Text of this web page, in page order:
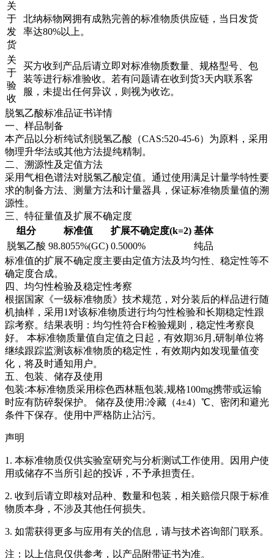
关
于
发
货
北纳标物网拥有成熟完善的标准物质供应链，当日发货
率达80%以上。
关
于
验
收
买方收到产品后请立即对标准物质数量、规格型号、包
装等进行标准验收。若有问题请在收到货3天内联系客
服，未提出任何异议，则视为收讫。
脱氢乙酸标准品证书详情
一、样品制备
本产品以分析纯试剂脱氢乙酸（CAS:520-45-6）为原料，采用
物理升华法或其他方法提纯精制。
二、溯源性及定值方法
采用气相色谱法对脱氢乙酸定值。通过使用满足计量学特性要
求的制备方法、测量方法和计量器具，保证标准物质量值的溯
源性。
三、特征量值及扩展不确定度
组分
标准值 扩展不确定度(k=2) 基体
脱氢乙酸 98.8055%(GC) 0.5000%
纯品
标准值的扩展不确定度主要由定值方法及均匀性、稳定性等不
确定度合成。
四、均匀性检验及稳定性考察
根据国家《一级标准物质》技术规范，对分装后的样品进行随
机抽样，采用1对该标准物质进行均匀性检验和长期稳定性跟
踪考察。结果表明：均匀性符合F检验规则，稳定性考察良
好。 本标准物质量值自定值之日起，有效期36月,研制单位将
继续跟踪监测该标准物质的稳定性，有效期内如发现量值变
化，将及时通知用户。
五、包装、储存及使用
包装:本标准物质采用棕色西林瓶包装,规格100mg携带或运输
时应有防碎裂保护。 储存及使用:冷藏（4±4）℃、密闭和避光
条件下保存。使用中严格防止沾污。
声明
1. 本标准物质仅供实验室研究与分析测试工作使用。因用户使
用或储存不当所引起的投诉，不予承担责任。
2. 收到后请立即核对品种、数量和包装，相关赔偿只限于标准
物质本身，不涉及其他任何损失。
3. 如需获得更多与应用有关的信息，请与技术咨询部门联系。
注：以上信息仅供参考，以产品附带证书为准。